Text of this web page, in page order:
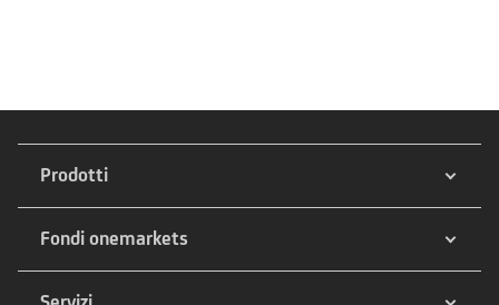
Prodotti
Fondi onemarkets